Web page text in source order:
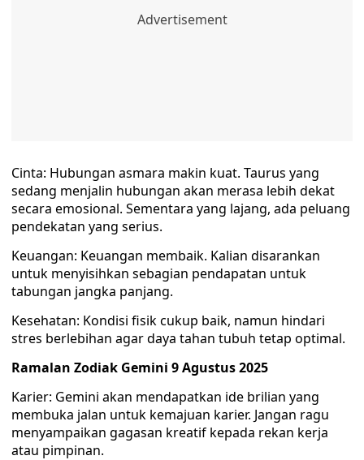
Cinta: Hubungan asmara makin kuat. Taurus yang
sedang menjalin hubungan akan merasa lebih dekat
secara emosional. Sementara yang lajang, ada peluang
pendekatan yang serius.
Keuangan: Keuangan membaik. Kalian disarankan
untuk menyisihkan sebagian pendapatan untuk
tabungan jangka panjang.
Kesehatan: Kondisi fisik cukup baik, namun hindari
stres berlebihan agar daya tahan tubuh tetap optimal.
Ramalan Zodiak Gemini 9 Agustus 2025
Karier: Gemini akan mendapatkan ide brilian yang
membuka jalan untuk kemajuan karier. Jangan ragu
menyampaikan gagasan kreatif kepada rekan kerja
atau pimpinan.